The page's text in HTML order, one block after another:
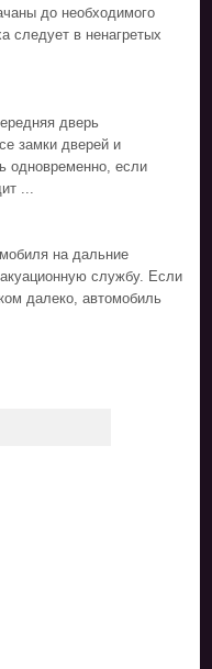
до необходимого
следует в ненагретых
дверь
замки дверей и
одновременно, если
...
на дальние
службу. Если
далеко, автомобиль